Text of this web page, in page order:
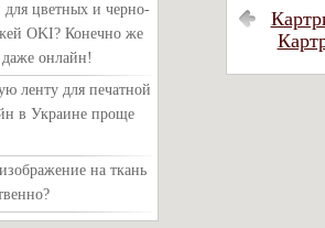
для цветных и черно-
OKI? Конечно же
даже онлайн!
ленту для печатной
в Украине проще
на ткань